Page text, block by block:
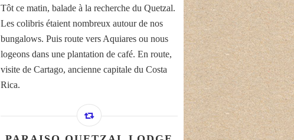
Tôt ce matin, balade à la recherche du Quetzal.
Les colibris étaient nombreux autour de nos
bungalows. Puis route vers Aquiares ou nous
logeons dans une plantation de café. En route,
visite de Cartago, ancienne capitale du Costa
Rica.